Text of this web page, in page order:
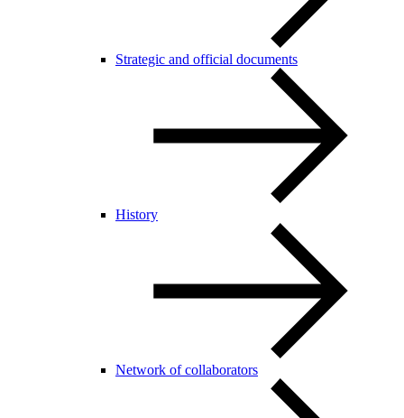
Strategic and official documents
History
Network of collaborators